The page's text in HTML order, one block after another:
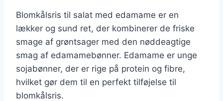
Blomkålsris til salat med edamame er en
lækker og sund ret, der kombinerer de friske
smage af grøntsager med den nøddeagtige
smag af edamamebønner. Edamame er unge
sojabønner, der er rige på protein og fibre,
hvilket gør dem til en perfekt tilføjelse til
blomkålsris.